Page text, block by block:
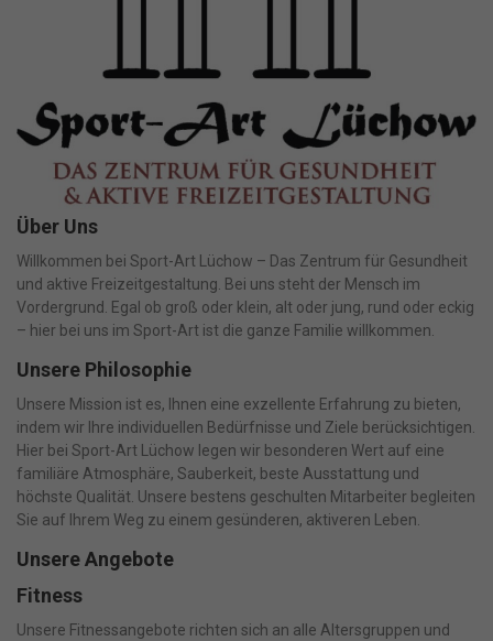
Über Uns
Willkommen bei Sport-Art Lüchow – Das Zentrum für Gesundheit
und aktive Freizeitgestaltung. Bei uns steht der Mensch im
Vordergrund. Egal ob groß oder klein, alt oder jung, rund oder eckig
– hier bei uns im Sport-Art ist die ganze Familie willkommen.
Unsere Philosophie
Unsere Mission ist es, Ihnen eine exzellente Erfahrung zu bieten,
indem wir Ihre individuellen Bedürfnisse und Ziele berücksichtigen.
Hier bei Sport-Art Lüchow legen wir besonderen Wert auf eine
familiäre Atmosphäre, Sauberkeit, beste Ausstattung und
höchste Qualität. Unsere bestens geschulten Mitarbeiter begleiten
Sie auf Ihrem Weg zu einem gesünderen, aktiveren Leben.
Unsere Angebote
Fitness
Unsere Fitnessangebote richten sich an alle Altersgruppen und